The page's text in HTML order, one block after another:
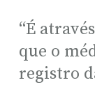
“É
que o
registro